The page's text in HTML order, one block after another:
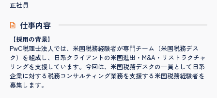
正社員
仕事内容
【採用の背景】
PwC税理士法人では、米国税務経験者が専門チーム（米国税務デス
ク）を組成し、日系クライアントの米国進出・M&A・リストラクチャ
リングを支援しています。今回は、米国税務デスクの一員として日系
企業に対する税務コンサルティング業務を支援する米国税務経験者を
募集します。